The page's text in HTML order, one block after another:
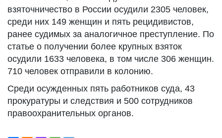
взяточничество в России осудили 2305 человек,
среди них 149 женщин и пять рецидивистов,
ранее судимых за аналогичное преступление. По
статье о получении более крупных взяток
осудили 1633 человека, в том числе 306 женщин.
710 человек отправили в колонию.
Среди осужденных пять работников суда, 43
прокуратуры и следствия и 500 сотрудников
правоохранительных органов.